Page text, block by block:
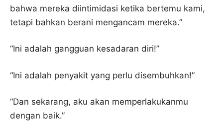
bahwa mereka diintimidasi ketika bertemu kami,
tetapi bahkan berani mengancam mereka.”
“Ini adalah gangguan kesadaran diri!”
“Ini adalah penyakit yang perlu disembuhkan!”
“Dan sekarang, aku akan memperlakukanmu
dengan baik.”